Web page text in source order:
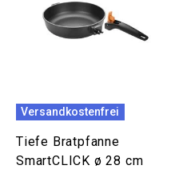
Versandkostenfrei
Tiefe Bratpfanne
SmartCLICK ø 28 cm